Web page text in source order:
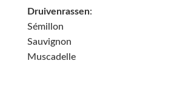
Druivenrassen:
Sémillon
Sauvignon
Muscadelle